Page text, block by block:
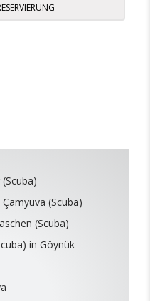
(Scuba)
(Scuba)
in Göynük